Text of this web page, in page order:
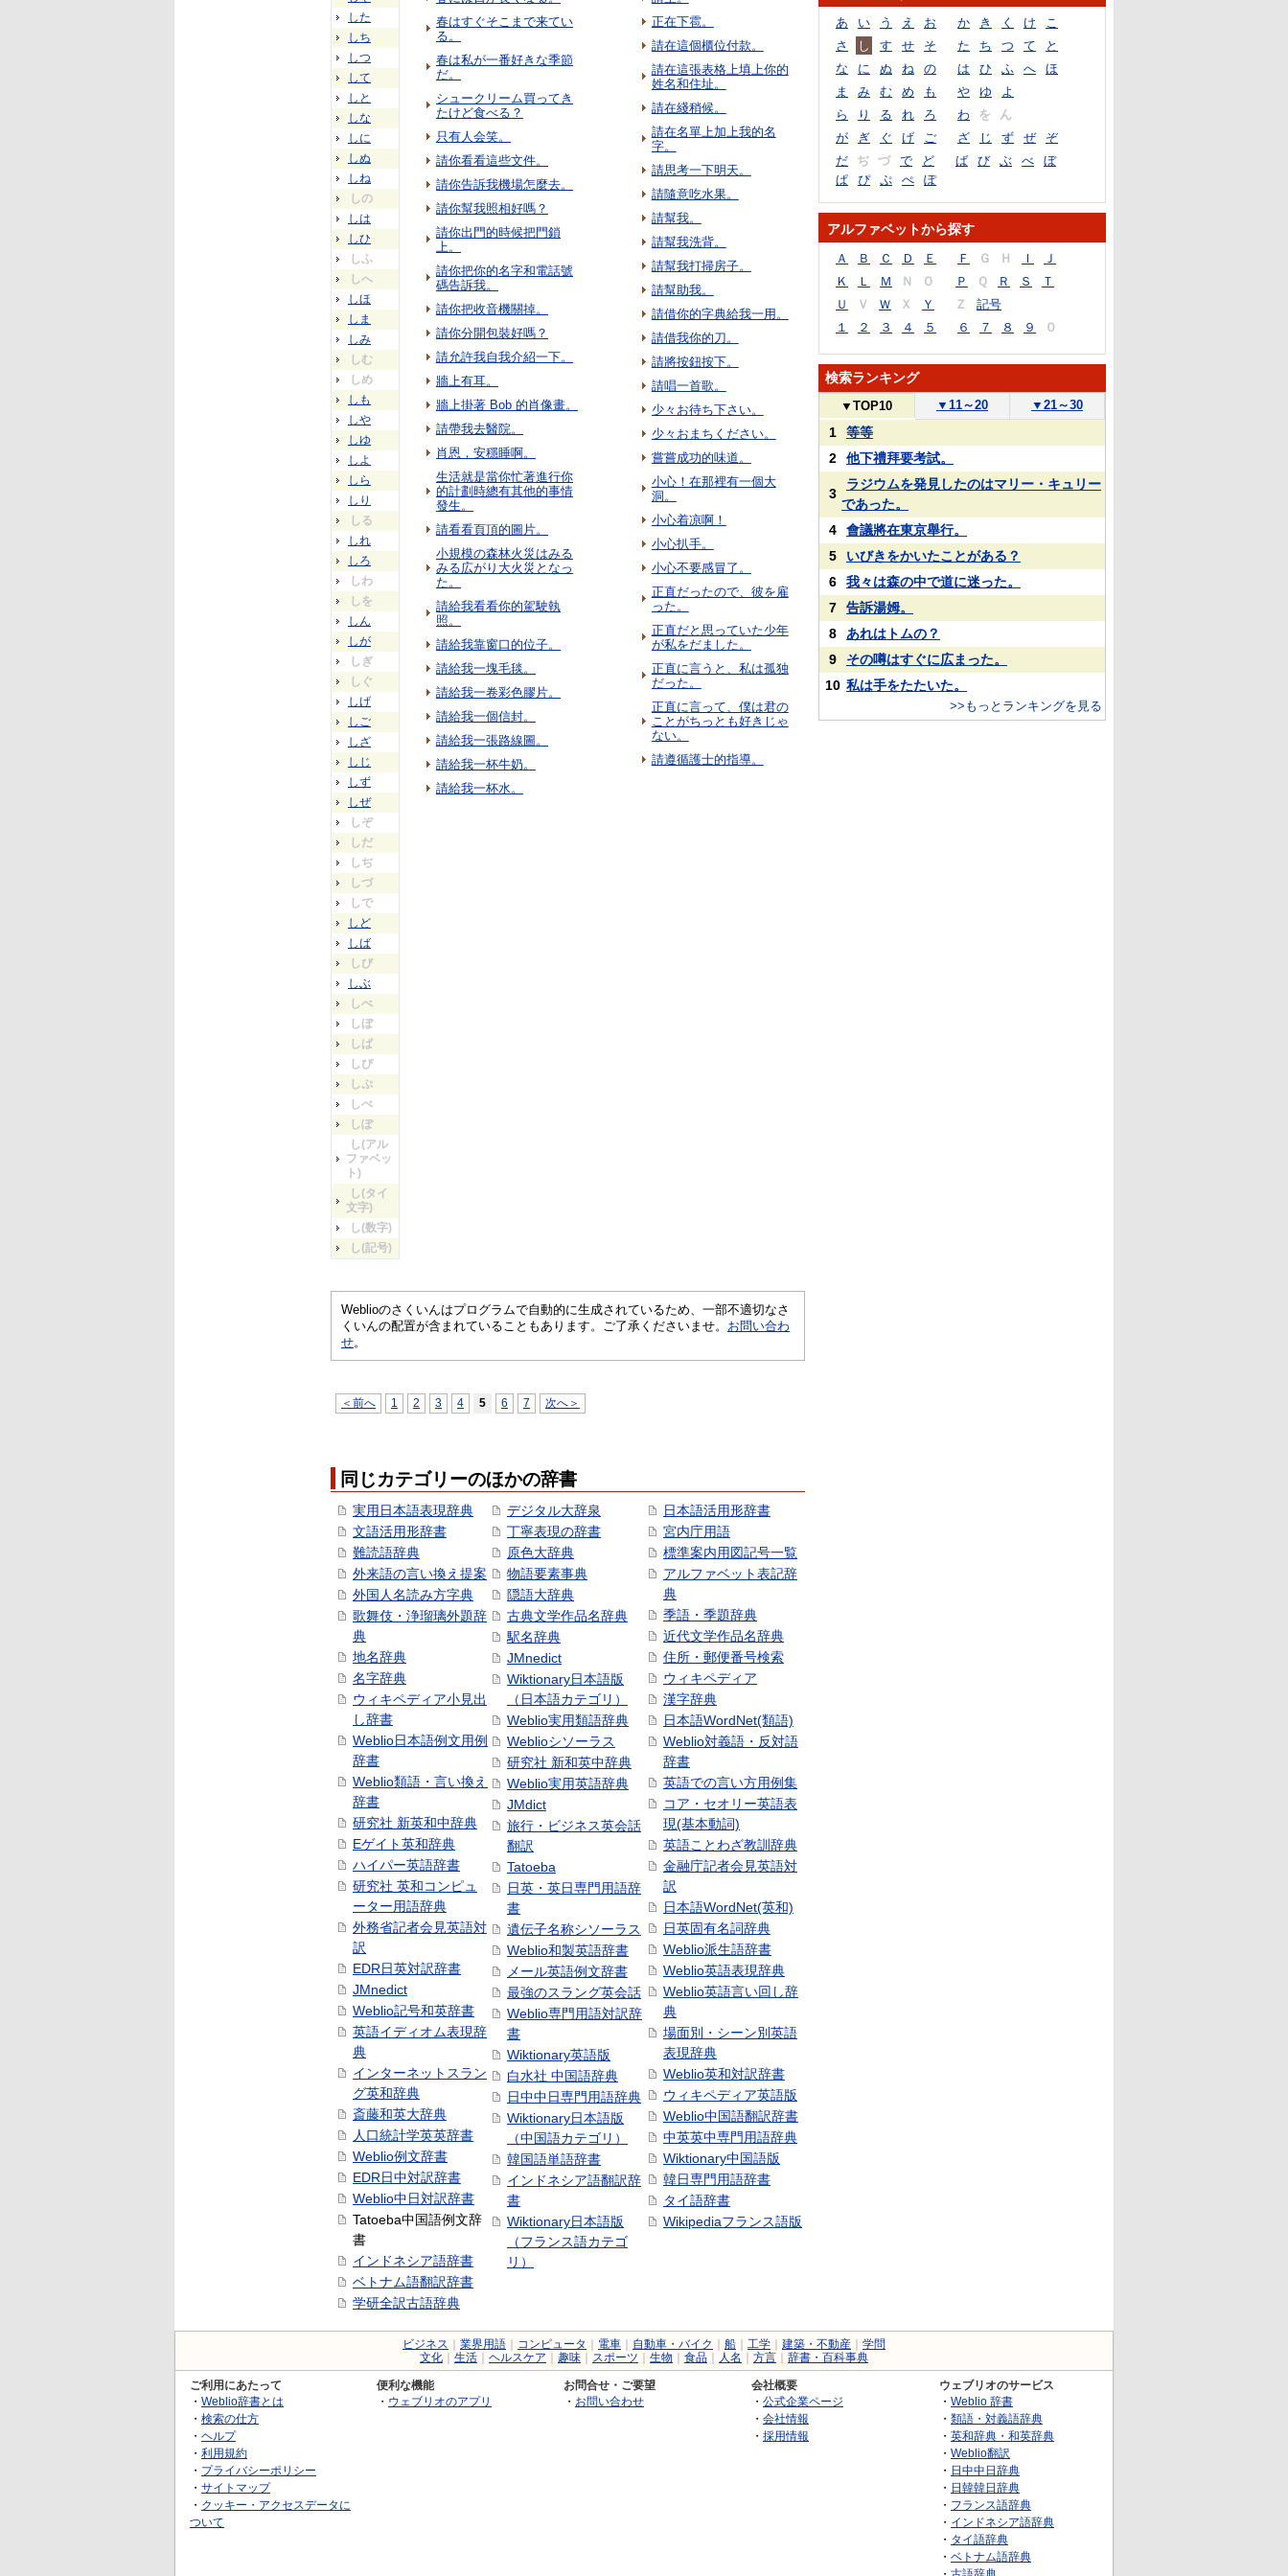
した
しち
しつ
して
しと
しな
しに
しぬ
しね
しの
しは
しひ
しふ
しへ
しほ
しま
しみ
しむ
しめ
しも
しや
しゆ
しよ
しら
しり
しる
しれ
しろ
しわ
しを
しん
しが
しぎ
しぐ
しげ
しご
しざ
しじ
しず
しぜ
しぞ
しだ
しぢ
しづ
しで
しど
しば
しび
しぶ
しべ
しぼ
しぱ
しぴ
しぷ
しぺ
しぽ
し(アル
ファベッ
ト)
し(タイ
文字)
し(数字)
し(記号)
春はすぐそこまで来てい
る。
春は私が一番好きな季節
だ。
シュークリーム買ってき
たけど食べる？
只有人会笑。
請你看看這些文件。
請你告訴我機場怎麼去。
請你幫我照相好嗎？
請你出門的時候把門鎖
上。
請你把你的名字和電話號
碼告訴我。
請你把收音機關掉。
請你分開包裝好嗎？
請允許我自我介紹一下。
牆上有耳。
牆上掛著 Bob 的肖像畫。
請帶我去醫院。
肖恩，安穩睡啊。
生活就是當你忙著進行你
的計劃時總有其他的事情
發生。
請看看頁頂的圖片。
小規模の森林火災はみる
みる広がり大火災となっ
た。
請給我看看你的駕駛執
照。
請給我靠窗口的位子。
請給我一塊毛毯。
請給我一卷彩色膠片。
請給我一個信封。
請給我一張路線圖。
請給我一杯牛奶。
請給我一杯水。
正在下雹。
請在這個櫃位付款。
請在這張表格上填上你的
姓名和住址。
請在綫稍候。
請在名單上加上我的名
字。
請思考一下明天。
請隨意吃水果。
請幫我。
請幫我洗背。
請幫我打掃房子。
請幫助我。
請借你的字典給我一用。
請借我你的刀。
請將按鈕按下。
請唱一首歌。
少々お待ち下さい。
少々おまちください。
嘗嘗成功的味道。
小心！在那裡有一個大
洞。
小心着凉啊！
小心扒手。
小心不要感冒了。
正直だったので、彼を雇
った。
正直だと思っていた少年
が私をだました。
正直に言うと、私は孤独
だった。
正直に言って、僕は君の
ことがちっとも好きじゃ
ない。
請遵循護士的指導。
Weblioのさくいんはプログラムで自動的に生成されているため、一部不適切なさ
くいんの配置が含まれていることもあります。ご了承くださいませ。 お問い合わ
せ。
＜前へ 1 2 3 4 5 6 7 次へ＞
同じカテゴリーのほかの辞書
実用日本語表現辞典
文語活用形辞書
難読語辞典
外来語の言い換え提案
外国人名読み方字典
歌舞伎・浄瑠璃外題辞
典
地名辞典
名字辞典
ウィキペディア小見出
し辞書
Weblio日本語例文用例
辞書
Weblio類語・言い換え
辞書
研究社 新英和中辞典
Eゲイト英和辞典
ハイパー英語辞書
研究社 英和コンピュ
ーター用語辞典
外務省記者会見英語対
訳
EDR日英対訳辞書
JMnedict
Weblio記号和英辞書
英語イディオム表現辞
典
インターネットスラン
グ英和辞典
斎藤和英大辞典
人口統計学英英辞書
Weblio例文辞書
EDR日中対訳辞書
Weblio中日対訳辞書
Tatoeba中国語例文辞
書
インドネシア語辞書
ベトナム語翻訳辞書
学研全訳古語辞典
デジタル大辞泉
丁寧表現の辞書
原色大辞典
物語要素事典
隠語大辞典
古典文学作品名辞典
駅名辞典
JMnedict
Wiktionary日本語版
（日本語カテゴリ）
Weblio実用類語辞典
Weblioシソーラス
研究社 新和英中辞典
Weblio実用英語辞典
JMdict
旅行・ビジネス英会話
翻訳
Tatoeba
日英・英日専門用語辞
書
遺伝子名称シソーラス
Weblio和製英語辞書
メール英語例文辞書
最強のスラング英会話
Weblio専門用語対訳辞
書
Wiktionary英語版
白水社 中国語辞典
日中中日専門用語辞典
Wiktionary日本語版
（中国語カテゴリ）
韓国語単語辞書
インドネシア語翻訳辞
書
Wiktionary日本語版
（フランス語カテゴ
リ）
日本語活用形辞書
宮内庁用語
標準案内用図記号一覧
アルファベット表記辞
典
季語・季題辞典
近代文学作品名辞典
住所・郵便番号検索
ウィキペディア
漢字辞典
日本語WordNet(類語)
Weblio対義語・反対語
辞書
英語での言い方用例集
コア・セオリー英語表
現(基本動詞)
英語ことわざ教訓辞典
金融庁記者会見英語対
訳
日本語WordNet(英和)
日英固有名詞辞典
Weblio派生語辞書
Weblio英語表現辞典
Weblio英語言い回し辞
典
場面別・シーン別英語
表現辞典
Weblio英和対訳辞書
ウィキペディア英語版
Weblio中国語翻訳辞書
中英英中専門用語辞典
Wiktionary中国語版
韓日専門用語辞書
タイ語辞書
Wikipediaフランス語版
あ い う え お か き く け
こ
さ
し す せ そ た ち つ て
と
な
に ぬ ね の は ひ ふ へ
ほ
ま
み む め も や ゆ
よ
ら
り る れ ろ わ を
ん
が
ぎ ぐ げ ご ざ じ ず ぜ
ぞ
だ
ぢ づ で ど ば び ぶ べ
ぼ
ぱ
ぴ ぷ ぺ ぽ
アルファベットから探す
Ａ Ｂ Ｃ Ｄ Ｅ Ｆ Ｇ Ｈ Ｉ
Ｊ
Ｋ
Ｌ Ｍ Ｎ Ｏ Ｐ Ｑ Ｒ Ｓ
Ｔ
Ｕ
Ｖ Ｗ Ｘ Ｙ Ｚ
記号
１
２ ３ ４ ５ ６ ７ ８ ９ ０
検索ランキング
▼ TOP10 ▼ 11～20 ▼ 21～30
1
等等
2
他下禮拜要考試。
3
ラジウムを発見したのはマリー・キュリー
であった。
4
會議將在東京舉行。
5
いびきをかいたことがある？
6
我々は森の中で道に迷った。
7
告訴湯姆。
8
あれはトムの？
9
その噂はすぐに広まった。
10 私は手をたたいた。
>>もっとランキングを見る
ビジネス 業界用語 コンピュータ 電車 自動車・バイク 船 工学 建築・不動産
学問
文化
生活 ヘルスケア 趣味 スポーツ 生物 食品 人名 方言 辞書・百科事典
ご利用にあたって
・ Weblio辞書とは
・ 検索の仕方
・ ヘルプ
・ 利用規約
・ プライバシーポリシー
・ サイトマップ
・ クッキー・アクセスデータに
ついて
便利な機能
・ ウェブリオのアプリ
お問合せ・ご要望
・ お問い合わせ
会社概要
・ 公式企業ページ
・ 会社情報
・ 採用情報
ウェブリオのサービス
・ Weblio 辞書
・ 類語・対義語辞典
・ 英和辞典・和英辞典
・ Weblio翻訳
・ 日中中日辞典
・ 日韓韓日辞典
・ フランス語辞典
・ インドネシア語辞典
・ タイ語辞典
・ ベトナム語辞典